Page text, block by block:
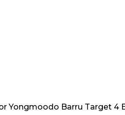
Yongmoodo Barru Target 4